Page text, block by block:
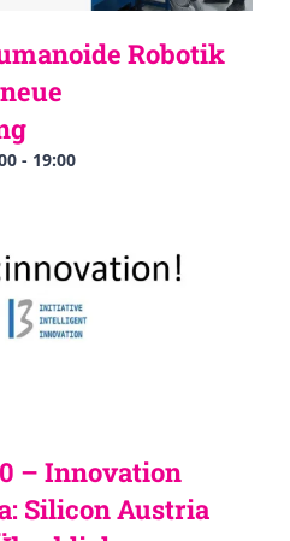
Robotik
- 19:00
– Innovation
Silicon Austria